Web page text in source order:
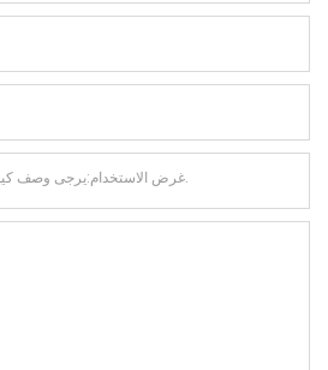
غرض الاستخدام:يرجى وصف كيفية تخطيطك لاستخدام الجهاز.